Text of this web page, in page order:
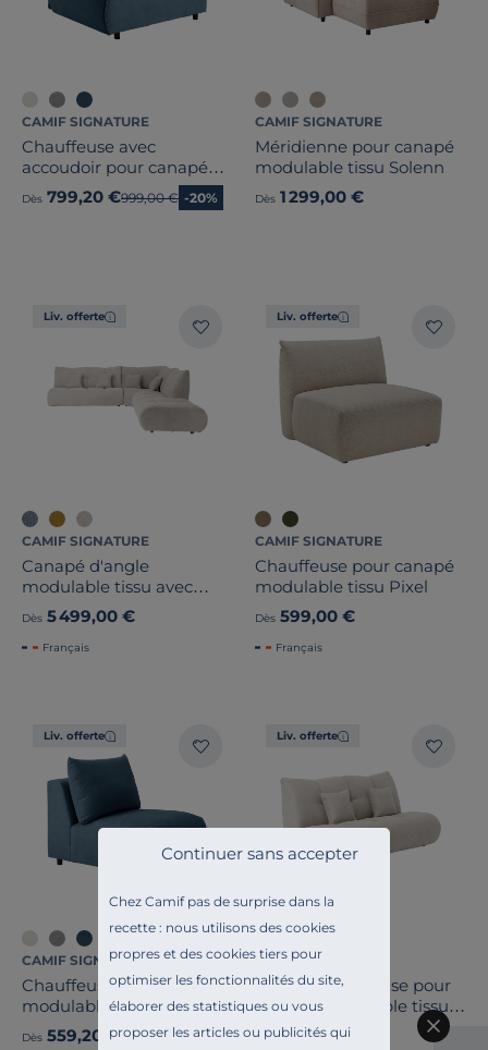
Chez Camif pas de surprise dans la
recette : nous utilisons des cookies
propres et des cookies tiers pour
optimiser les fonctionnalités du site,
élaborer des statistiques ou vous
proposer les articles ou publicités qui
Continuer sans accepter
CAMIF SIGNATURE
Chauffeuse avec
accoudoir pour canapé
modulable tissu Solal
Dès 799,20 €Ancien prix
999,00 € -20%
CAMIF SIGNATURE
Méridienne pour canapé
modulable tissu Solenn
Dès 1 299,00 €
Liv. offerte
CAMIF SIGNATURE
Canapé d'angle
modulable tissu avec
pouf Benny
Dès 5 499,00 €
Français
Liv. offerte
CAMIF SIGNATURE
Chauffeuse pour canapé
modulable tissu Pixel
Dès 599,00 €
Français
Liv. offerte
CAMIF SIGNATURE
Chauffeuse pour canapé
modulable tissu Solal
Dès 559,20 €Ancien prix
699,00 € -20%
Liv. offerte
CAMIF SIGNATURE
Grande chauffeuse pour
canapé modulable tissu
Benny
Dès 1 699,00 €